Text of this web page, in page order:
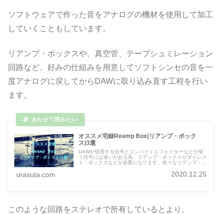
ソフトウェアで作った音をアナログの機材を使用して加工
していくこともしています。
リアンプ・ボックスや、真空管、テープシュミレーション
回路など、好みの仕組みを用意してソフトシンセの音を一
度アナログに戻してからDAWに取り込み直す工程を行い
ます。
オススメ宅録Reamp Box(リアンプ・ボック
ス)3選
DAWが使用する信号とコンパクトエフェクターなどが使
う信号には違いがある為、リアンプ・ボックスやダイレク
ト・ボックスなどが必要になります。色々なリアンプ・ボ
urasuta.com 2020.12.25
このような回路をステレオで所有しているとより、